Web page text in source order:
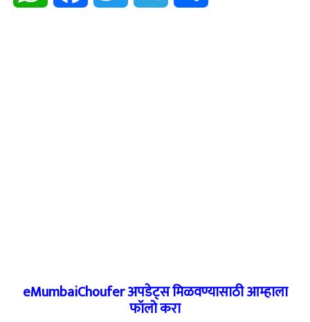
eMumbaiChoufer अपडेट्स मिळवण्यासाठी आम्हाला
फॉलो करा